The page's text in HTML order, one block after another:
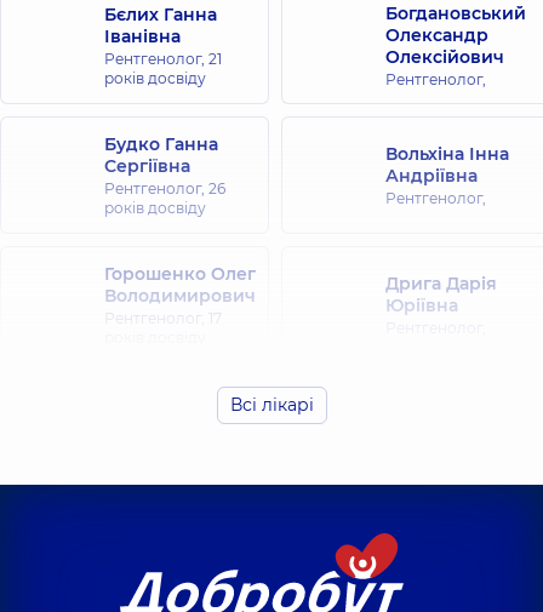
Бєлих Ганна
Іванівна
Рентгенолог, 21
років досвіду
Богдановський
Олександр
Олексійович
Рентгенолог,
Будко Ганна
Сергіївна
Рентгенолог, 26
років досвіду
Вольхіна Інна
Андріївна
Рентгенолог,
Горошенко Олег
Володимирович
Рентгенолог, 17
Дрига Дарія
Юріївна
Рентгенолог,
13
років досвіду
Рязанцев
Богдан
Анатолійович
Рентгенолог,
Всі лікарі